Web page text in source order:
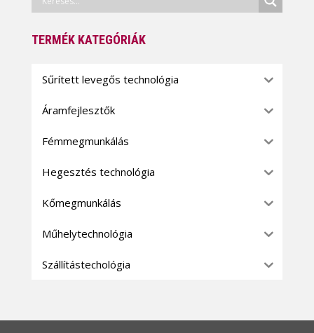
TERMÉK KATEGÓRIÁK
Sűrített levegős technológia
Áramfejlesztők
Fémmegmunkálás
Hegesztés technológia
Kőmegmunkálás
Műhelytechnológia
Szállítástechológia